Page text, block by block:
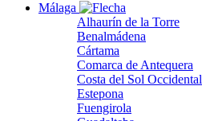
Málaga
Alhaurín de la Torre
Benalmádena
Cártama
Comarca de Antequera
Costa del Sol Occidental
Estepona
Fuengirola